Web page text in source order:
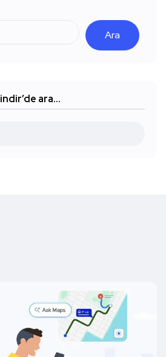
Ara
indir’de ara…